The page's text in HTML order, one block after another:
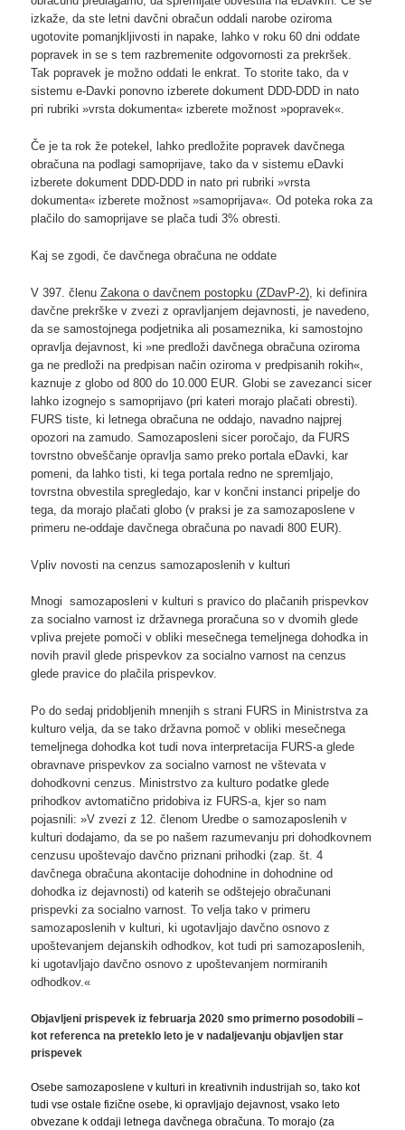
izkaže, da ste letni davčni obračun oddali narobe oziroma
ugotovite pomanjkljivosti in napake, lahko v roku 60 dni oddate
popravek in se s tem razbremenite odgovornosti za prekršek.
Tak popravek je možno oddati le enkrat. To storite tako, da v
sistemu e-Davki ponovno izberete dokument DDD-DDD in nato
pri rubriki »vrsta dokumenta« izberete možnost »popravek«.
Če je ta rok že potekel, lahko predložite popravek davčnega
obračuna na podlagi samoprijave, tako da v sistemu eDavki
izberete dokument DDD-DDD in nato pri rubriki »vrsta
dokumenta« izberete možnost »samoprijava«. Od poteka roka za
plačilo do samoprijave se plača tudi 3% obresti.
Kaj se zgodi, če davčnega obračuna ne oddate
V 397. členuZakona o davčnem postopku (ZDavP-2) , ki definira
davčne prekrške v zvezi z opravljanjem dejavnosti, je navedeno,
da se samostojnega podjetnika ali posameznika, ki samostojno
opravlja dejavnost, ki »ne predloži davčnega obračuna oziroma
ga ne predloži na predpisan način oziroma v predpisanih rokih«,
kaznuje z globo od 800 do 10.000 EUR. Globi se zavezanci sicer
lahko izognejo s samoprijavo (pri kateri morajo plačati obresti).
FURS tiste, ki letnega obračuna ne oddajo, navadno najprej
opozori na zamudo. Samozaposleni sicer poročajo, da FURS
tovrstno obveščanje opravlja samo preko portala eDavki, kar
pomeni, da lahko tisti, ki tega portala redno ne spremljajo,
tovrstna obvestila spregledajo, kar v končni instanci pripelje do
tega, da morajo plačati globo (v praksi je za samozaposlene v
primeru ne-oddaje davčnega obračuna po navadi 800 EUR).
Vpliv novosti na cenzus samozaposlenih v kulturi
Mnogi samozaposleni v kulturi s pravico do plačanih prispevkov
za socialno varnost iz državnega proračuna so v dvomih glede
vpliva prejete pomoči v obliki mesečnega temeljnega dohodka in
novih pravil glede prispevkov za socialno varnost na cenzus
glede pravice do plačila prispevkov.
Po do sedaj pridobljenih mnenjih s strani FURS in Ministrstva za
kulturo velja, da se tako državna pomoč v obliki mesečnega
temeljnega dohodka kot tudi nova interpretacija FURS-a glede
obravnave prispevkov za socialno varnost ne vštevata v
dohodkovni cenzus. Ministrstvo za kulturo podatke glede
prihodkov avtomatično pridobiva iz FURS-a, kjer so nam
pojasnili: »V zvezi z 12. členom Uredbe o samozaposlenih v
kulturi dodajamo, da se po našem razumevanju pri dohodkovnem
cenzusu upoštevajo davčno priznani prihodki (zap. št. 4
davčnega obračuna akontacije dohodnine in dohodnine od
dohodka iz dejavnosti) od katerih se odštejejo obračunani
prispevki za socialno varnost. To velja tako v primeru
samozaposlenih v kulturi, ki ugotavljajo davčno osnovo z
upoštevanjem dejanskih odhodkov, kot tudi pri samozaposlenih,
ki ugotavljajo davčno osnovo z upoštevanjem normiranih
odhodkov.«
Objavljeni prispevek iz februarja 2020 smo primerno posodobili –
kot referenca na preteklo leto je v nadaljevanju objavljen star
prispevek
Osebe samozaposlene v kulturi in kreativnih industrijah so, tako kot
tudi vse ostale fizične osebe, ki opravljajo dejavnost, vsako leto
obvezane k oddaji letnega davčnega obračuna. To morajo (za